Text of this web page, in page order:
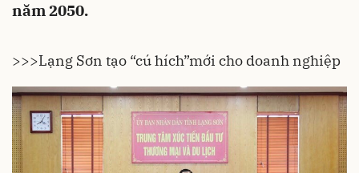
năm 2050.
>>>Lạng Sơn tạo “cú hích”mới cho doanh nghiệp